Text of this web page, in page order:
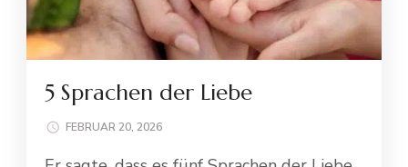
5 Sprachen der Liebe
FEBRUAR 20, 2026